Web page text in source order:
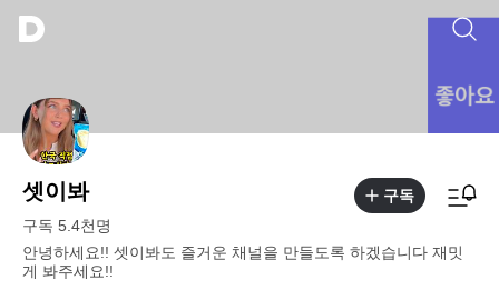
셋이봐
구독 5.4천명
안녕하세요!! 셋이봐도 즐거운 채널을 만들도록 하겠습니다 재밋
게 봐주세요!!
구독